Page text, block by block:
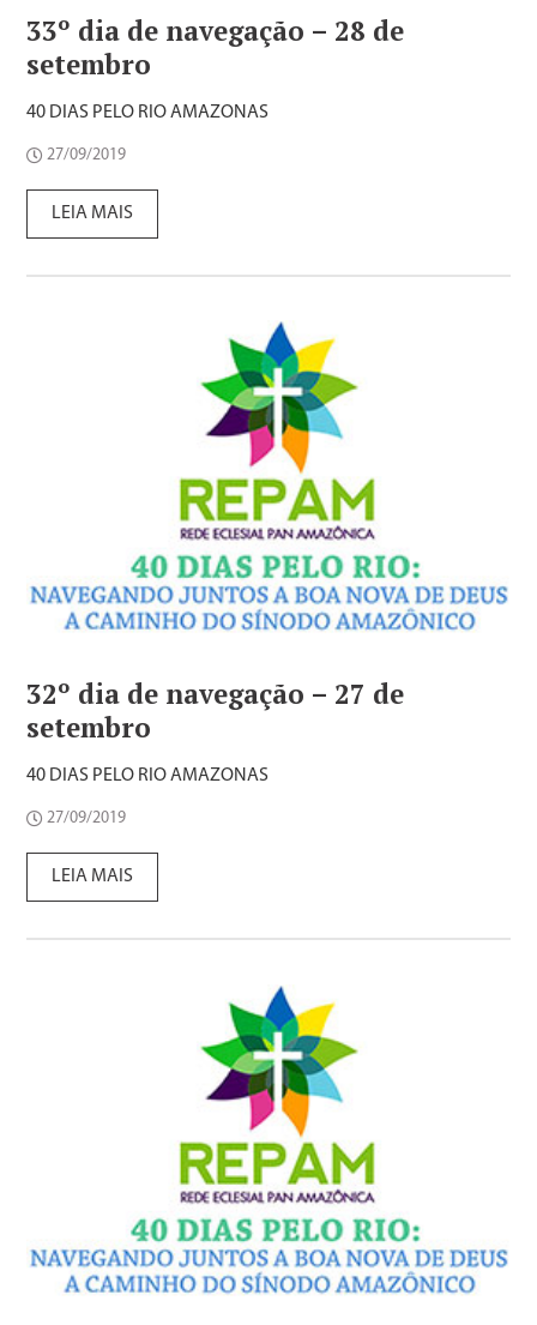
33º dia de navegação – 28 de
setembro
40 DIAS PELO RIO AMAZONAS
27/09/2019
LEIA MAIS
32º dia de navegação – 27 de
setembro
40 DIAS PELO RIO AMAZONAS
27/09/2019
LEIA MAIS